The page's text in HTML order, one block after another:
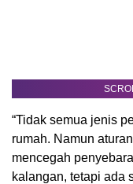
“Tidak semua jenis
rumah. Namun
mencegah
kalangan, tetapi ada